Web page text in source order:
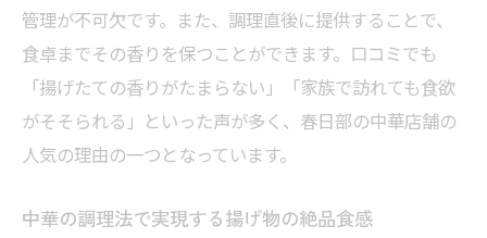
管理が不可欠です。また、調理直後に提供することで、
食卓までその香りを保つことができます。口コミでも
「揚げたての香りがたまらない」「家族で訪れても食欲
がそそられる」といった声が多く、春日部の中華店舗の
人気の理由の一つとなっています。
中華の調理法で実現する揚げ物の絶品食感